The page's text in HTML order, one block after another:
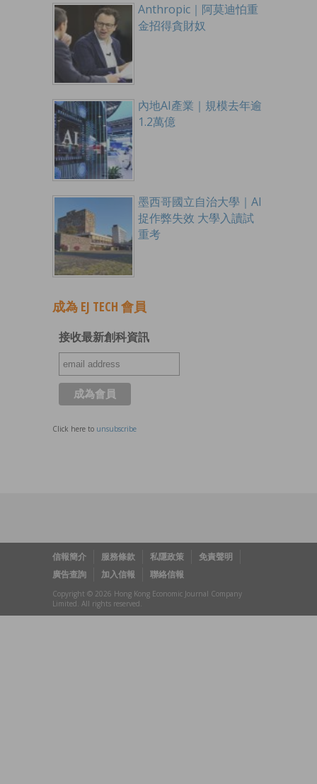
Anthropic｜阿莫迪怕重
金招得貪財奴
內地AI產業｜規模去年逾
1.2萬億
墨西哥國立自治大學｜AI
捉作弊失效 大學入讀試
重考
成為 EJ TECH 會員
接收最新創科資訊
Click here to unsubscribe
信報簡介 服務條款 私隱政策
免責聲明
廣告查詢
加入信報 聯絡信報
Copyright © 2026 Hong Kong Economic Journal Company
Limited. All rights reserved.